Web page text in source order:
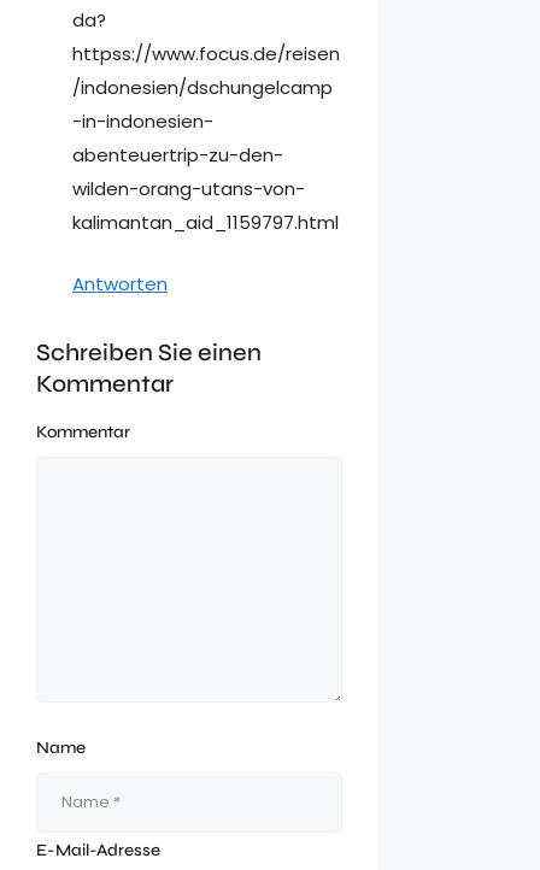
da?
httpss://www.focus.de/reisen
/indonesien/dschungelcamp
-in-indonesien-
abenteuertrip-zu-den-
wilden-orang-utans-von-
kalimantan_aid_1159797.html
Antworten
Schreiben Sie einen
Kommentar
Kommentar
Name
E-Mail-Adresse